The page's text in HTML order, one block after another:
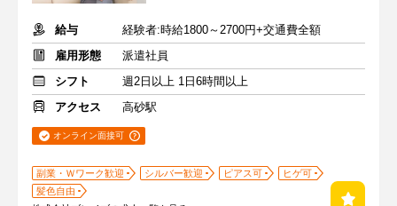
給与
経験者:時給1800～2700円+交通費全額
雇用形態
派遣社員
シフト
週2日以上 1日6時間以上
アクセス
高砂駅
オンライン面接可
副業・Ｗワーク歓迎 シルバー歓迎 ピアス可
ヒゲ可
髪色自由